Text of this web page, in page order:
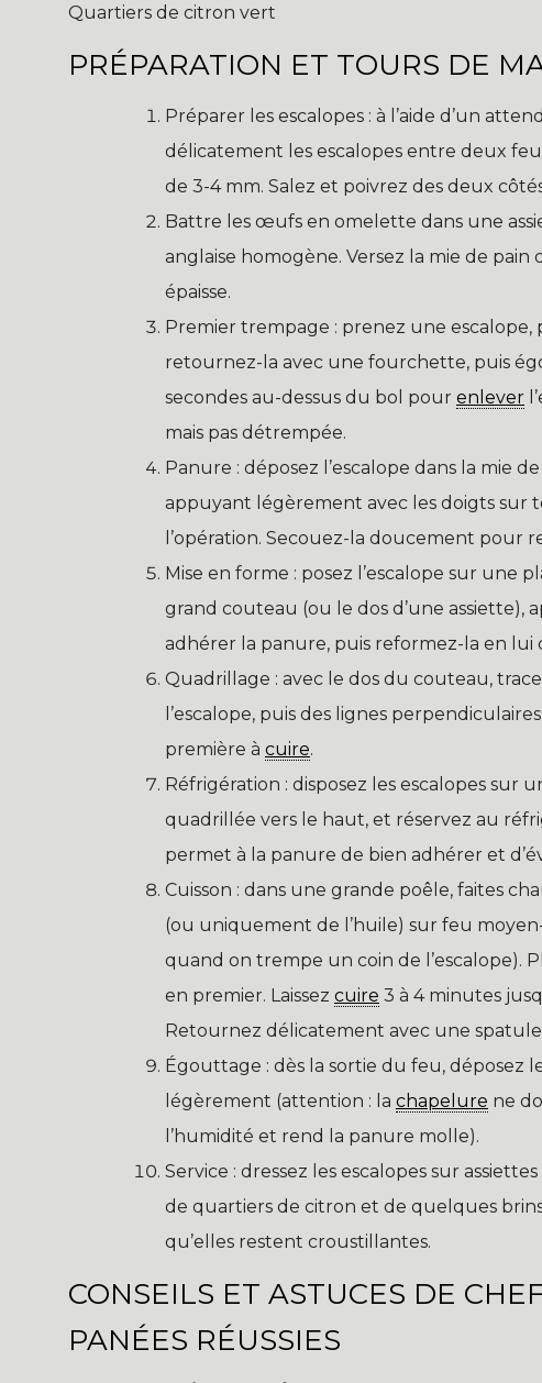
Quartiers de citron vert
PRÉPARATION ET TOURS DE
Préparer les escalopes : à l’aide d’un
délicatement les escalopes entre deux
de 3-4 mm. Salez et poivrez des deux
Battre les œufs en omelette dans une
anglaise homogène. Versez la mie de
épaisse.
Premier trempage : prenez une escalope,
retournez-la avec une fourchette, puis
secondes au-dessus du bol pour enlever
mais pas détrempée.
Panure : déposez l’escalope dans la mie
appuyant légèrement avec les doigts sur
l’opération. Secouez-la doucement pour
Mise en forme : posez l’escalope sur une
grand couteau (ou le dos d’une assiette),
adhérer la panure, puis reformez-la en
Quadrillage : avec le dos du couteau,
l’escalope, puis des lignes
première à cuire.
Réfrigération : disposez les escalopes sur
quadrillée vers le haut, et réservez au
permet à la panure de bien adhérer et
Cuisson : dans une grande poêle, faites
(ou uniquement de l’huile) sur feu
quand on trempe un coin de l’escalope).
en premier. Laissez cuire 3 à 4 minutes
Retournez délicatement avec une spatule
Égouttage : dès la sortie du feu, déposez
légèrement (attention : la chapelure ne
l’humidité et rend la panure molle).
Service : dressez les escalopes sur
de quartiers de citron et de quelques
qu’elles restent croustillantes.
CONSEILS ET ASTUCES DE
PANÉES RÉUSSIES